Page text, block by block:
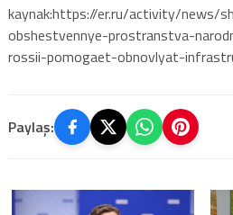
kaynak:https://er.ru/activity/news/
obshestvennye-prostranstva-
rossii-pomogaet-obnovlyat-
Paylaş: